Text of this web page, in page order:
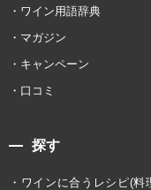
ワイン用語辞典
マガジン
キャンペーン
口コミ
探す
ワインに合うレシピ(料